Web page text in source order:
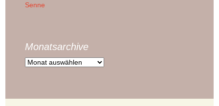
Senne
Monatsarchive
Monatsarchive